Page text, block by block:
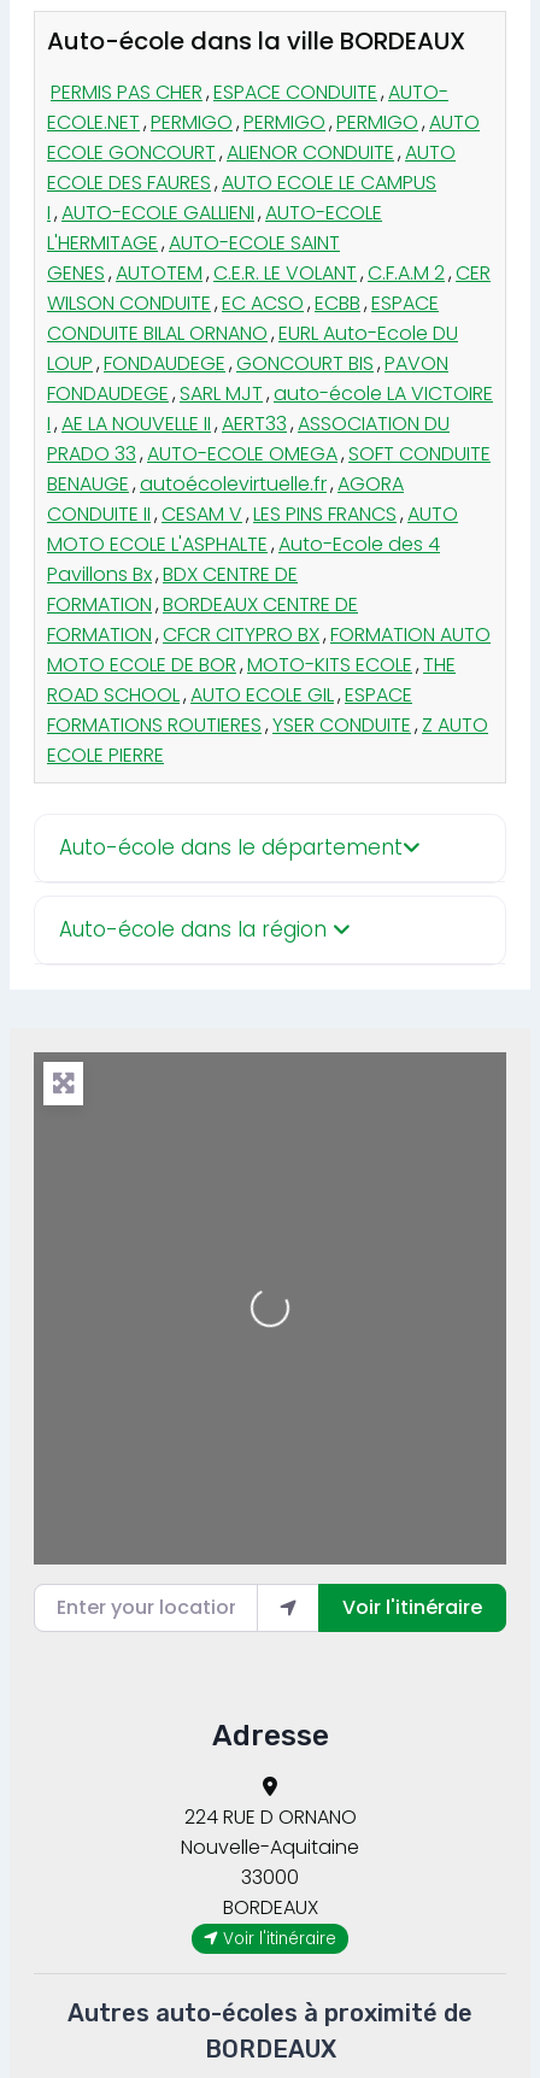
Auto-école dans la ville BORDEAUX
PERMIS PAS CHER,ESPACE CONDUITE,AUTO-
ECOLE.NET,PERMIGO,PERMIGO,PERMIGO,AUTO
ECOLE GONCOURT,ALIENOR CONDUITE,AUTO
ECOLE DES FAURES,AUTO ECOLE LE CAMPUS
I,AUTO-ECOLE GALLIENI,AUTO-ECOLE
L'HERMITAGE,AUTO-ECOLE SAINT
GENES,AUTOTEM,C.E.R. LE VOLANT,C.F.A.M 2,CER
WILSON CONDUITE,EC ACSO,ECBB,ESPACE
CONDUITE BILAL ORNANO,EURL Auto-Ecole DU
LOUP,FONDAUDEGE,GONCOURT BIS,PAVON
FONDAUDEGE,SARL MJT,auto-école LA VICTOIRE
I,AE LA NOUVELLE II,AERT33,ASSOCIATION DU
PRADO 33,AUTO-ECOLE OMEGA,SOFT CONDUITE
BENAUGE,autoécolevirtuelle.fr,AGORA
CONDUITE II,CESAM V,LES PINS FRANCS,AUTO
MOTO ECOLE L'ASPHALTE,Auto-Ecole des 4
Pavillons Bx,BDX CENTRE DE
FORMATION,BORDEAUX CENTRE DE
FORMATION,CFCR CITYPRO BX,FORMATION AUTO
MOTO ECOLE DE BOR,MOTO-KITS ECOLE,THE
ROAD SCHOOL,AUTO ECOLE GIL,ESPACE
FORMATIONS ROUTIERES,YSER CONDUITE,Z AUTO
ECOLE PIERRE
Auto-école dans le département
Auto-école dans la région
Loading...
Enter your location
Voir l'itinéraire
Adresse
224 RUE D ORNANO
BORDEAUX
Nouvelle-Aquitaine
33000
Voir l'itinéraire
Autres auto-écoles à proximité de
BORDEAUX